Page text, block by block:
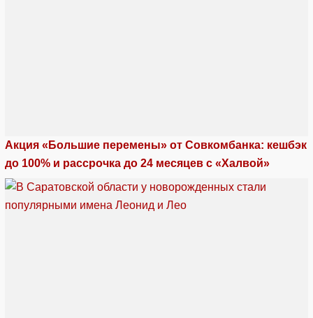
Акция «Большие перемены» от Совкомбанка: кешбэк
до 100% и рассрочка до 24 месяцев с «Халвой»